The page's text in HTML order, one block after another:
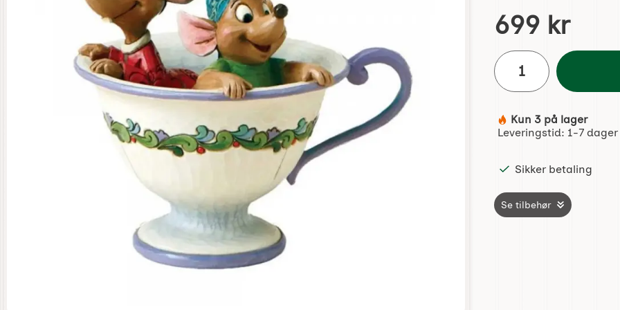
Handle dette
pris
699 kr
antall
Produkttilgjengelighet:
Kun 3 på lager
Leveringstid: 1-7 dager
Sikker betaling
Se tilbehør